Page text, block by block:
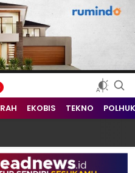
Hari ini dari Indonesia dan Dunia
EKOBIS TEKNO